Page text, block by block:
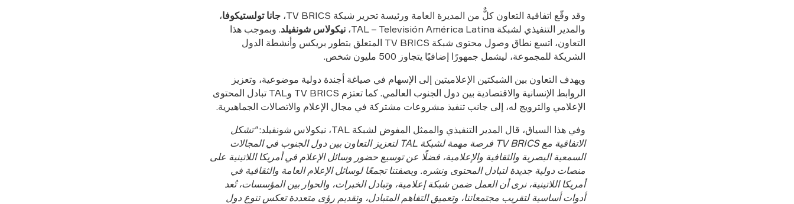
وقد وقّع اتفاقية التعاون كلٌّ من المديرة العامة ورئيسة تحرير شبكة TV BRICS،
جانا تولستيكوفا،
والمدير التنفيذي لشبكة TAL – Televisión América Latina،
نيكولاس شونفيلد. وبموجب هذا
التعاون، اتسع نطاق وصول محتوى شبكة TV BRICS المتعلق بتطور بريكس وأنشطة الدول
الشريكة للمجموعة، ليشمل جمهورًا إضافيًا يتجاوز 500 مليون شخص.
ويهدف التعاون بين الشبكتين الإعلاميتين إلى الإسهام في صياغة أجندة دولية موضوعية، وتعزيز
الروابط الإنسانية والاقتصادية بين دول الجنوب العالمي. كما تعتزم TV BRICS وTAL تبادل المحتوى
الإعلامي والترويج له، إلى جانب تنفيذ مشروعات مشتركة في مجال الإعلام والاتصالات الجماهيرية.
وفي هذا السياق، قال المدير التنفيذي والممثل المفوض لشبكة TAL، نيكولاس شونفيلد:
"تشكل
الاتفاقية مع TV BRICS فرصة مهمة لشبكة TAL لتعزيز التعاون بين دول الجنوب في المجالات
السمعية البصرية والثقافية والإعلامية، فضلًا عن توسيع حضور وسائل الإعلام في أمريكا اللاتينية على
منصات دولية جديدة لتبادل المحتوى ونشره. وبصفتنا تجمعًا لوسائل الإعلام العامة والثقافية في
أمريكا اللاتينية، نرى أن العمل ضمن شبكة إعلامية، وتبادل الخبرات، والحوار بين المؤسسات، تُعد
أدوات أساسية لتقريب مجتمعاتنا، وتعميق التفاهم المتبادل، وتقديم رؤى متعددة تعكس تنوع دول